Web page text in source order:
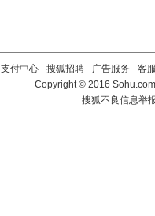
支付中心 - 搜狐招聘 - 广告服务 - 客
Copyright©2016
搜狐不良信息举